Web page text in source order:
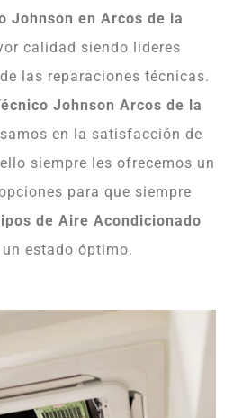
Johnson en Arcos de la
calidad siendo lideres
las reparaciones técnicas.
Johnson Arcos de la
en la satisfacción de
siempre les ofrecemos un
para que siempre
de Aire Acondicionado
un estado óptimo.